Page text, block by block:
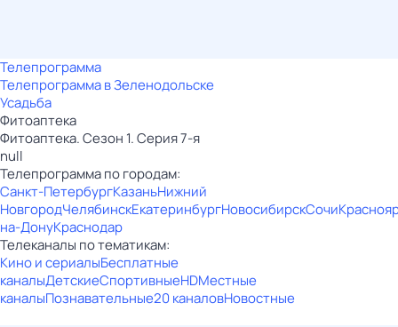
Телепрограмма
Телепрограмма в Зеленодольске
Усадьба
Фитоаптека
Фитоаптека. Сезон 1. Серия 7-я
null
Телепрограмма по городам:
Санкт-ПетербургКазаньНижний
НовгородЧелябинскЕкатеринбургНовосибирскСочи
на-ДонуКраснодар
Телеканалы по тематикам:
Кино и сериалыБесплатные
каналыДетскиеСпортивныеHDМестные
каналыПознавательные20 каналовНовостные